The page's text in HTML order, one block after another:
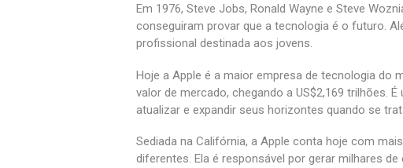
Em 1976, Steve Jobs, Ronald Wayne e Steve
conseguiram provar que a tecnologia é o futuro.
profissional destinada aos jovens.
Hoje a Apple é a maior empresa de tecnologia do
valor de mercado, chegando a US$2,169 trilhões.
atualizar e expandir seus horizontes quando se
Sediada na Califórnia, a Apple conta hoje com
diferentes. Ela é responsável por gerar milhares